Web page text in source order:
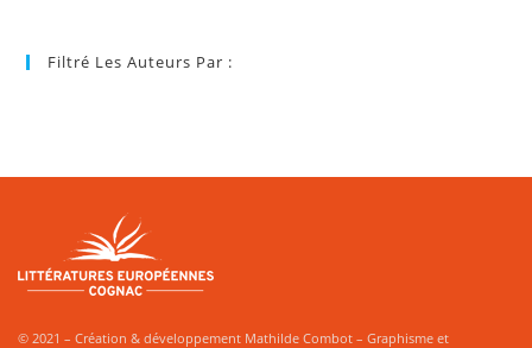
Filtré Les Auteurs Par :
© 2021 – Création & développement Mathilde Combot – Graphisme et